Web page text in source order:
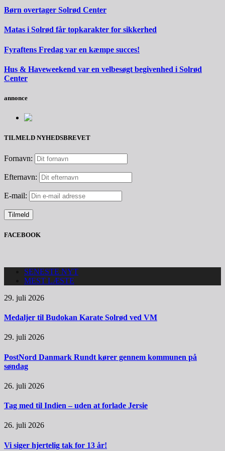
Børn overtager Solrød Center
Matas i Solrød får topkarakter for sikkerhed
Fyraftens Fredag var en kæmpe succes!
Hus & Haveweekend var en velbesøgt begivenhed i Solrød
Center
annonce
TILMELD NYHEDSBREVET
Fornavn:
Efternavn:
E-mail:
FACEBOOK
SENESTE NYT
MEST LÆSTE
29. juli 2026
Medaljer til Budokan Karate Solrød ved VM
29. juli 2026
PostNord Danmark Rundt kører gennem kommunen på
søndag
26. juli 2026
Tag med til Indien – uden at forlade Jersie
26. juli 2026
Vi siger hjertelig tak for 13 år!